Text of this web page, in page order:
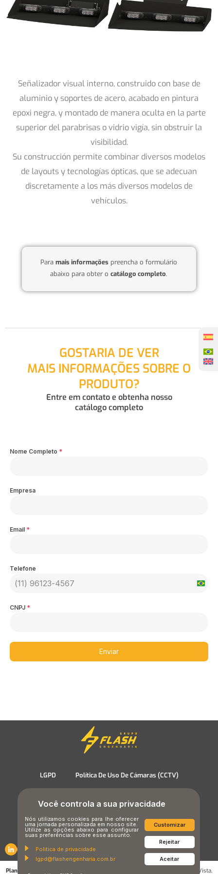
Señalizador visual interno, construido con base de
aluminio y soportes de acero, acabado en pintura
epoxi negra, y montado de manera oculta en la parte
superior del parabrisas o vidrio vigía, sin obstruir la
visibilidad.
Su construcción permite combinar diversos modelos
de layouts y tecnologías ópticas, que se adecuan
discretamente a los más diversos modelos de
vehículos.
Paramais informações preencha o formulário
abaixo para obter ocatálogo completo.
GOSTARIA DE VER
MAIS INFORMAÇÕES SOBRE O
PRODUTO?
Entre em contato e obtenha nosso
catálogo completo
Nome Completo *
Empresa
Email *
Telefone
Brazil
CNPJ *
Enviar
LGPD Política De Uso De Cámaras (CCTV)
Política de Privacidad
Planta de Sorocaba: Rua Prof. Celia C. Marques Mendes, 1000, Alto da Boa Vista,
Você controla a sua privacidade
Nós utilizamos cookies para lhe oferecer
uma jornada personalizada em nosso site.
Utilize as opções abaixo para configurar
suas preferências sobre esse assunto.
Politica de privacidade
lgpd@flashengenharia.com.br
Customizar
Rejeitar
Aceitar